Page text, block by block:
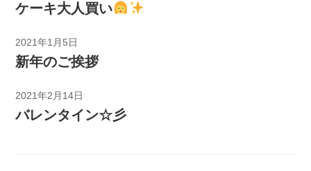
ケーキ大人買い
2021年1月5日
新年のご挨拶
2021年2月14日
バレンタイン☆彡